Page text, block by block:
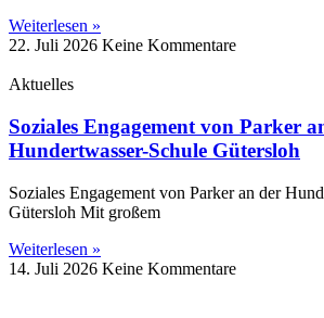
Weiterlesen »
22. Juli 2026 Keine Kommentare
Aktuelles
Soziales Engagement von Parker
Hundertwasser-Schule Gütersloh
Soziales Engagement von Parker an der
Gütersloh Mit großem
Weiterlesen »
14. Juli 2026 Keine Kommentare